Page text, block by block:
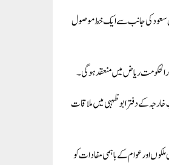
سعود کی جانب سے ایک خط موصول
کے دفتر ابوظہبی میں ملاقات
اور عوام کے باہمی مفادات کو